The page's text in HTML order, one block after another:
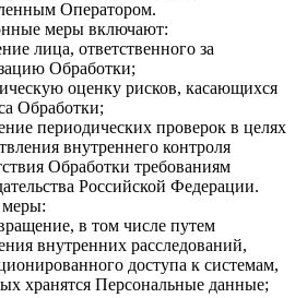
Оператором.
меры включают:
лица, ответственного за
Обработки;
оценку рисков, касающихся
Обработки;
периодических проверок в целях
внутреннего контроля
Обработки требованиям
Российской Федерации.
меры:
в том числе путем
внутренних расследований,
доступа к системам,
хранятся Персональные данные;